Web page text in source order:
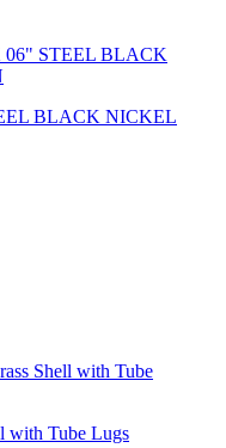
BLACK NICKEL
with Tube Lugs